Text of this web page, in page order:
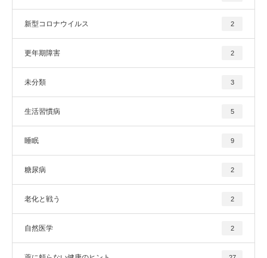
新型コロナウイルス 2
更年期障害 2
未分類 3
生活習慣病 5
睡眠 9
糖尿病 2
老化と戦う 2
自然医学 2